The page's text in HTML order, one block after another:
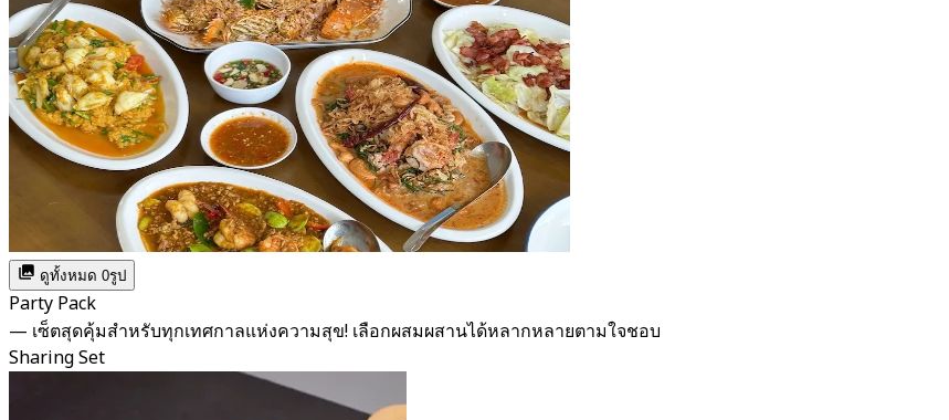
ดูทั้งหมด 0รูป
Party Pack
— เซ็ตสุดคุ้มสำหรับทุกเทศกาลแห่งความสุข! เลือกผสมผสานได้หลากหลายตามใจชอบ
Sharing Set